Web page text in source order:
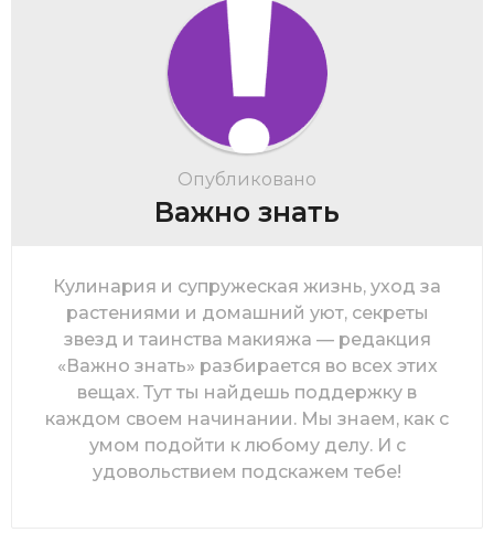
Опубликовано
Важно знать
Кулинария и супружеская жизнь, уход за
растениями и домашний уют, секреты
звезд и таинства макияжа — редакция
«Важно знать» разбирается во всех этих
вещах. Тут ты найдешь поддержку в
каждом своем начинании. Мы знаем, как с
умом подойти к любому делу. И с
удовольствием подскажем тебе!